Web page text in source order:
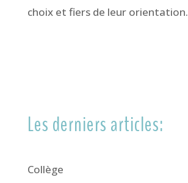
choix et fiers de leur orientation.
Les derniers articles:
Collège